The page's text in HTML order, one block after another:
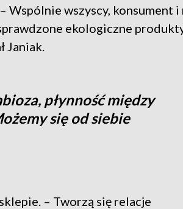
Wspólnie wszyscy, konsument i
ekologiczne
Janiak.
płynność między
się od siebie
– Tworzą się relacje